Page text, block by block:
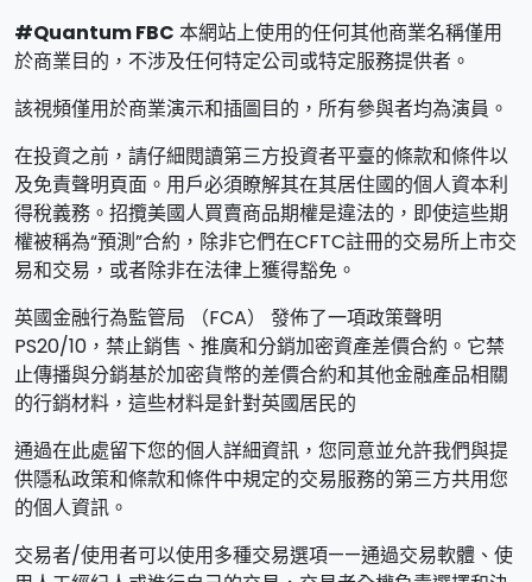
#Quantum FBC 本網站上使用的任何其他商業名稱僅用
於商業目的，不涉及任何特定公司或特定服務提供者。
該視頻僅用於商業演示和插圖目的，所有參與者均為演員。
在投資之前，請仔細閱讀第三方投資者平臺的條款和條件以
及免責聲明頁面。用戶必須瞭解其在其居住國的個人資本利
得稅義務。招攬美國人買賣商品期權是違法的，即使這些期
權被稱為“預測”合約，除非它們在CFTC註冊的交易所上市交
易和交易，或者除非在法律上獲得豁免。
英國金融行為監管局 （FCA） 發佈了一項政策聲明
PS20/10，禁止銷售、推廣和分銷加密資產差價合約。它禁
止傳播與分銷基於加密貨幣的差價合約和其他金融產品相關
的行銷材料，這些材料是針對英國居民的
通過在此處留下您的個人詳細資訊，您同意並允許我們與提
供隱私政策和條款和條件中規定的交易服務的第三方共用您
的個人資訊。
交易者/使用者可以使用多種交易選項——通過交易軟體、使